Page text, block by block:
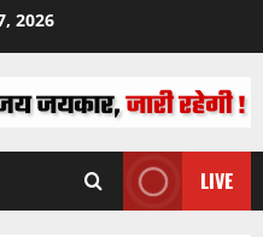
2026
LIVE